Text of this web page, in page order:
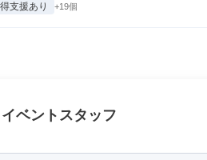
支援あり +19個
ベントスタッフ